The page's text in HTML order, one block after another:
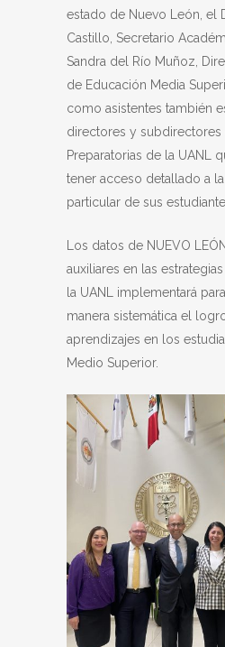
estado de Nuevo León, el
Castillo, Secretario
Sandra del Río Muñoz,
de Educación Media
como asistentes también
directores y subdirectores
Preparatorias de la UANL
tener acceso detallado a
particular de sus
Los datos de NUEVO
auxiliares en las
la UANL implementará
manera sistemática el
aprendizajes en los
Medio Superior.